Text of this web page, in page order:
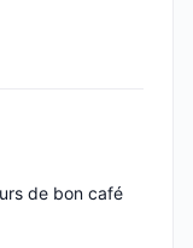
de bon café